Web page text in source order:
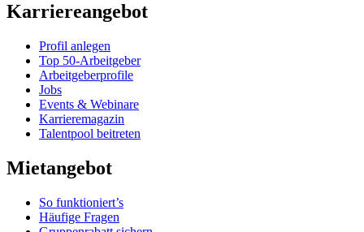
Karriereangebot
Profil anlegen
Top 50-Arbeitgeber
Arbeitgeberprofile
Jobs
Events & Webinare
Karrieremagazin
Talentpool beitreten
Mietangebot
So funktioniert’s
Häufige Fragen